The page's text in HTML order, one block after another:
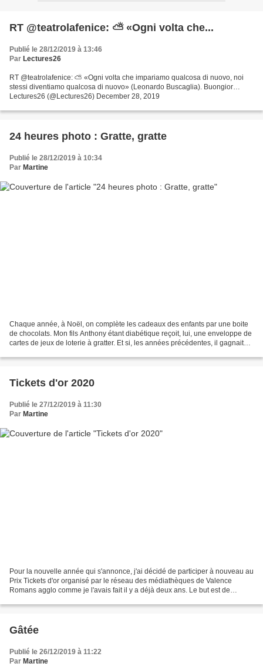
RT @teatrolafenice: ⛅️ «Ogni volta che...
Publié le 28/12/2019 à 13:46
Par Lectures26
RT @teatrolafenice: ⛅️ «Ogni volta che impariamo qualcosa di nuovo, noi
stessi diventiamo qualcosa di nuovo» (Leonardo Buscaglia). Buongior…
Lectures26 (@Lectures26) December 28, 2019
24 heures photo : Gratte, gratte
Publié le 28/12/2019 à 10:34
Par Martine
Chaque année, à Noël, on complète les cadeaux des enfants par une boite
de chocolats. Mon fils Anthony étant diabétique reçoit, lui, une enveloppe de
cartes de jeux de loterie à gratter. Et si, les années précédentes, il gagnait
Tickets d'or 2020
Publié le 27/12/2019 à 11:30
Par Martine
Pour la nouvelle année qui s'annonce, j'ai décidé de participer à nouveau au
Prix Tickets d'or organisé par le réseau des médiathèques de Valence
Romans agglo comme je l'avais fait il y a déjà deux ans. Le but est de
Gâtée
Publié le 26/12/2019 à 11:22
Par Martine